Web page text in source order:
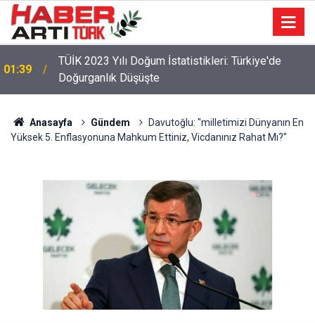
TÜİK 2023 Yılı Doğum İstatistikleri: Türkiye'de
Doğurganlık Düşüşte
22:47
16 Maddelik Maden Kanunu Teklif Kabul Edildi
Anasayfa Gündem
Davutoğlu: "milletimizi Dünyanın En
Yüksek 5. Enflasyonuna Mahkum Ettiniz, Vicdanınız Rahat Mı?"